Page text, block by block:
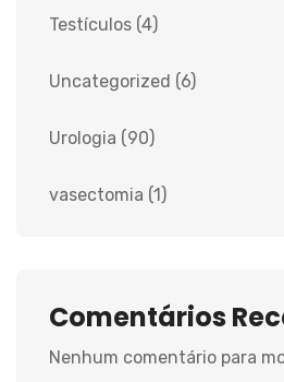
Testículos (4)
Uncategorized (6)
Urologia (90)
vasectomia (1)
Comentários
Nenhum comentário para